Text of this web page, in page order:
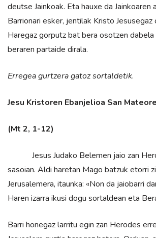
deutse Jainkoak. Eta hauxe da Jainkoaren
Barrionari esker, jentilak Kristo Jesusegaz
Haregaz gorputz bat bera osotzen dabela
beraren partaide dirala.
Erregea gurtzera gatoz sortaldetik.
Jesu Kristoren Ebanjelioa San
(Mt 2, 1-12)
Jesus Judako Belemen jaio zan
sasoian. Aldi haretan Mago batzuk etorri
Jerusalemera, itaunka: «Non da jaiobarri
Haren izarra ikusi dogu sortaldean eta
Barri honegaz larritu egin zan Herodes